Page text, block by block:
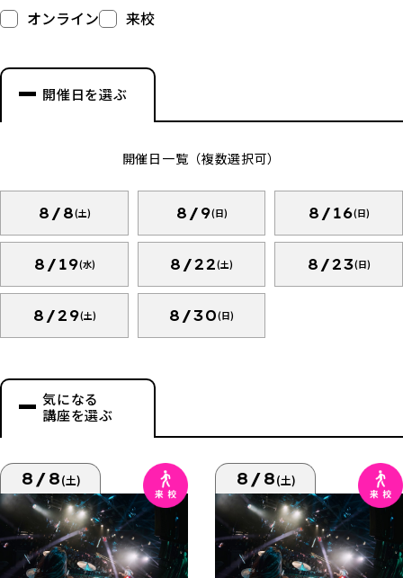
オンライン 来校
開催日を選ぶ
開催日一覧（複数選択可）
8/8(土) 8/9(日) 8/16(日)
8/19(水) 8/22(土) 8/23(日)
8/29(土) 8/30(日)
気になる
講座を選ぶ
8/8(土) 8/8(土)